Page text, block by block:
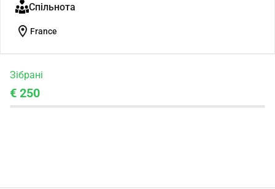
Спільнота
location_on France
Зібрані
€ 250